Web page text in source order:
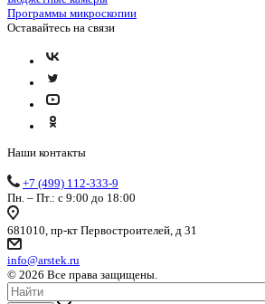
Программы микроскопии
Оставайтесь на связи
Наши контакты
+7 (499) 112-333-9
Пн. – Пт.: с 9:00 до 18:00
681010, пр-кт Первостроителей, д 31
info@arstek.ru
© 2026 Все права защищены.